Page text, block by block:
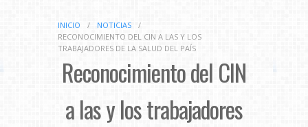
INICIO / NOTICIAS
/
RECONOCIMIENTO DEL CIN A LAS Y LOS
TRABAJADORES DE LA SALUD DEL PAÍS
Reconocimiento del CIN
a las y los trabajadores